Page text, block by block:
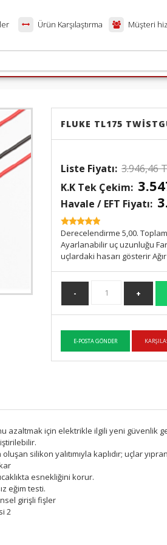
Müşteri
Ürün Karşılaştırma
FLUKE TL175
3.946,46
Havale / EFT Fiyatı:
SKU:
Derecelendirme 5,00.
Ayarlanabilir uç uzunluğu
uçlardaki hasarı gösterir
için elektrikle ilgili yeni güvenlik
silikon yalıtımıyla kaplıdır; uçlar
esnekliğini korur.
eğim testi.
girişli fişler
2